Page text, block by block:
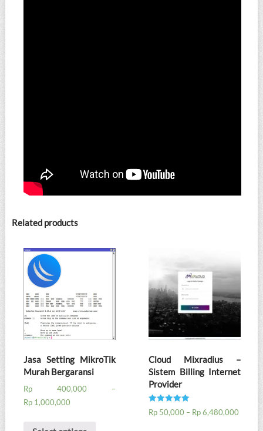
Related products
Jasa Setting MikroTik
Murah Bergaransi
Rp400,000 –
Rp1,000,000
Cloud Mixradius –
Sistem Billing Internet
Provider
Rated
5.00
Rp 50,000 – Rp6,480,000